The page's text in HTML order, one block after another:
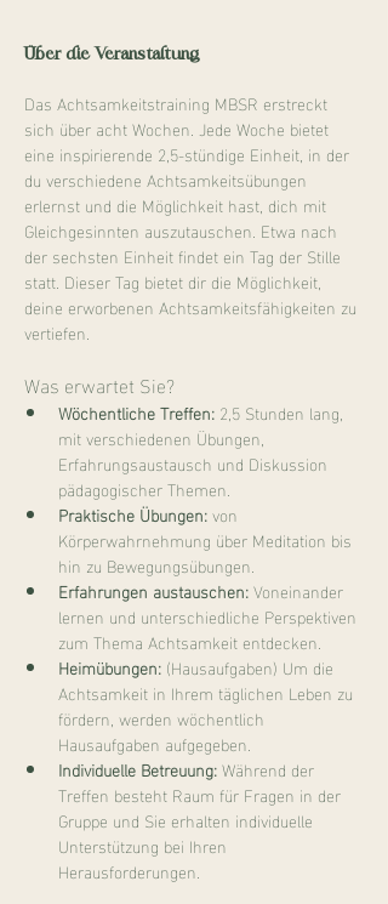
Über die Veranstaltung
Das Achtsamkeitstraining MBSR erstreckt
sich über acht Wochen. Jede Woche bietet
eine inspirierende 2,5-stündige Einheit, in der
du verschiedene Achtsamkeitsübungen
erlernst und die Möglichkeit hast, dich mit
Gleichgesinnten auszutauschen. Etwa nach
der sechsten Einheit findet ein Tag der Stille
statt. Dieser Tag bietet dir die Möglichkeit,
deine erworbenen Achtsamkeitsfähigkeiten zu
vertiefen.
Was erwartet Sie?
Wöchentliche Treffen: 2,5 Stunden lang,
mit verschiedenen Übungen,
Erfahrungsaustausch und Diskussion
pädagogischer Themen.
Praktische Übungen: von
Körperwahrnehmung über Meditation bis
hin zu Bewegungsübungen.
Erfahrungen austauschen: Voneinander
lernen und unterschiedliche Perspektiven
zum Thema Achtsamkeit entdecken.
Heimübungen: (Hausaufgaben) Um die
Achtsamkeit in Ihrem täglichen Leben zu
fördern, werden wöchentlich
Hausaufgaben aufgegeben.
Individuelle Betreuung: Während der
Treffen besteht Raum für Fragen in der
Gruppe und Sie erhalten individuelle
Unterstützung bei Ihren
Herausforderungen.